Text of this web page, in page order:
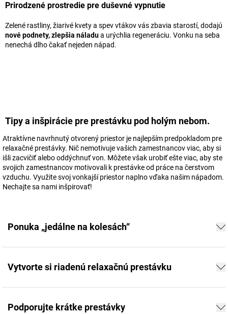
Prirodzené prostredie pre duševné vypnutie
Zelené rastliny, žiarivé kvety a spev vtákov vás zbavia starostí, dodajú
nové podnety, zlepšia náladua urýchlia regeneráciu. Vonku na seba
nenechá dlho čakať nejeden nápad.
Tipy a inšpirácie pre prestávku pod holým nebom.
Atraktívne navrhnutý otvorený priestor je najlepším predpokladom pre
relaxačné prestávky. Nič nemotivuje vašich zamestnancov viac, aby si
išli zacvičiť alebo oddýchnuť von. Môžete však urobiť ešte viac, aby ste
svojich zamestnancov motivovali k prestávke od práce na čerstvom
vzduchu. Využite svoj vonkajší priestor naplno vďaka našim nápadom.
Nechajte sa nami inšpirovať!
Ponuka „jedálne na kolesách“
Vytvorte si riadenú relaxačnú prestávku
Podporujte krátke prestávky